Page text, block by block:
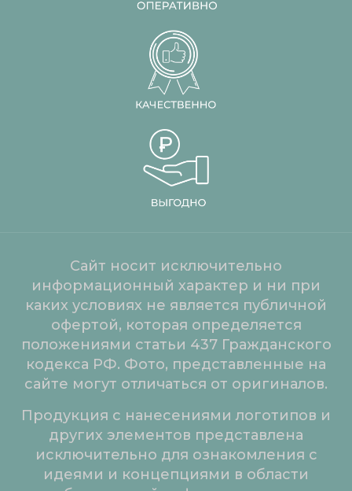
Сайт носит исключительно
информационный характер и ни при
каких условиях не является публичной
офертой, которая определяется
положениями статьи 437 Гражданского
кодекса РФ. Фото, представленные на
сайте могут отличаться от оригиналов.
Продукция с нанесениями логотипов и
других элементов представлена
исключительно для ознакомления с
идеями и концепциями в области